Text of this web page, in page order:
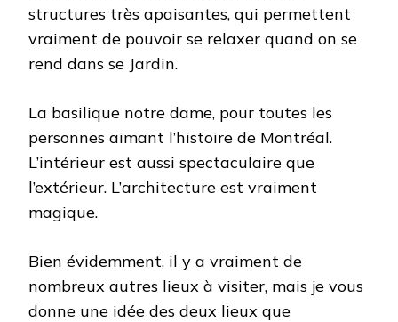
structures très apaisantes, qui permettent
vraiment de pouvoir se relaxer quand on se
rend dans se Jardin.
La basilique notre dame, pour toutes les
personnes aimant l’histoire de Montréal.
L’intérieur est aussi spectaculaire que
l’extérieur. L’architecture est vraiment
magique.
Bien évidemment, il y a vraiment de
nombreux autres lieux à visiter, mais je vous
donne une idée des deux lieux que